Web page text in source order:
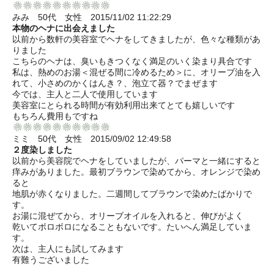
みみ 50代 女性 2015/11/02 11:22:29
本物のヘナに出会えました
以前から数軒の美容室でヘナをしてきましたが、色々な種類があ
りました
こちらのヘナは、臭いもきつくなく満足のいく染まり具合です
私は、熱めのお湯＜混ぜる間に冷めるため＞に、オリーブ油を入
れて、小さめのかくはんき？、泡立て器？でまぜます
今では、主人と二人で使用しています
美容室にとられる時間が有効利用出来てとても嬉しいです
もちろん費用もですね
ミミ 50代 女性 2015/09/02 12:49:58
２度染しました
以前から美容院でヘナをしていましたが、パーマと一緒にすると
痒みがありました。最初ブラウンで染めてから、オレンジで染め
ると
地肌が赤くなりました。二週間してブラウンで染めたばかりで
す。
お湯に混ぜてから、オリーブオイルを入れると、伸びがよく
乾いてボロボロになることもないです。たいへん満足していま
す。
次は、主人にも試してみます
有難うございました